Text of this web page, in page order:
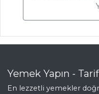
Pilav ve Makarna
HAMUR İŞLERI
Yemek Yapın -
En lezzetli yemekler